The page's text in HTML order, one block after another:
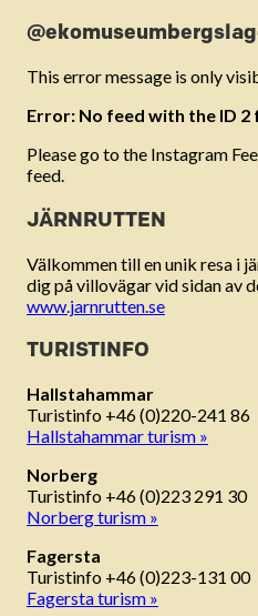
This error message is only
Error: No feed with the ID 2
Please go to the Instagram
feed.
JÄRNRUTTEN
Välkommen till en unik resa i
dig på villovägar vid sidan av
www.jarnrutten.se
TURISTINFO
Hallstahammar
Turistinfo +46 (0)220-241 86
Hallstahammar turism »
Norberg
Turistinfo +46 (0)223 291 30
Norberg turism »
Fagersta
Turistinfo +46 (0)223-131 00
Fagersta turism »